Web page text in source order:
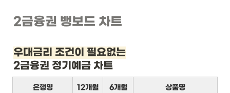
2금융권 뱅보드 차트
우대금리 조건이 필요없는
2금융권 정기예금 차트
은행명 12개월 6개월 상품명